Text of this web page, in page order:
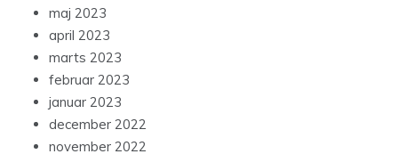
maj 2023
april 2023
marts 2023
februar 2023
januar 2023
december 2022
november 2022